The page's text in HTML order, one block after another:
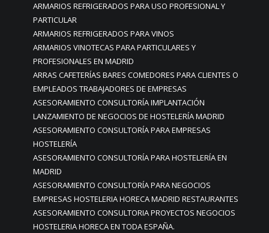
ARMARIOS REFRIGERADOS PARA USO PROFESIONAL Y
PARTICULAR
ARMARIOS REFRIGERADOS PARA VINOS
ARMARIOS VINOTECAS PARA PARTICULARES Y
PROFESIONALES EN MADRID
ARRAS CAFETERÍAS BARES COMEDORES PARA CLIENTES O
EMPLEADOS TRABAJADORES DE EMPRESAS
ASESORAMIENTO CONSULTORÍA IMPLANTACIÓN
LANZAMIENTO DE NEGOCIOS DE HOSTELERÍA MADRID
ASESORAMIENTO CONSULTORÍA PARA EMPRESAS
HOSTELERÍA
ASESORAMIENTO CONSULTORÍA PARA HOSTELERÍA EN
MADRID
ASESORAMIENTO CONSULTORÍA PARA NEGOCIOS
EMPRESAS HOSTELERIA HORECA MADRID RESTAURANTES
ASESORAMIENTO CONSULTORIA PROYECTOS NEGOCIOS
HOSTELERIA HORECA EN TODA ESPAÑA.